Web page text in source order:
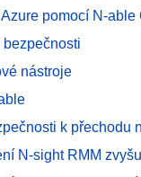
pomocí N-
nástroje
k přechodu
N-sight RMM